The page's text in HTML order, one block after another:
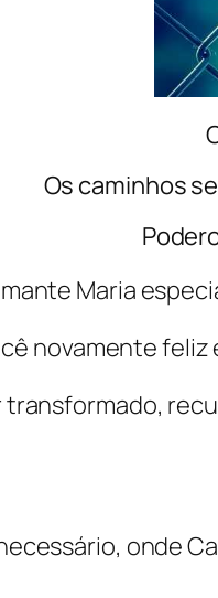
Os caminhos
Maria
novamente feliz
transformado,
onde